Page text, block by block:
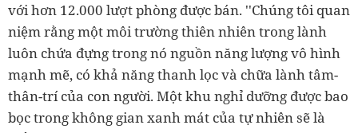
với hơn 12.000 lượt phòng được bán. ''Chúng tôi quan
niệm rằng một môi trường thiên nhiên trong lành
luôn chứa đựng trong nó nguồn năng lượng vô hình
mạnh mẽ, có khả năng thanh lọc và chữa lành tâm-
thân-trí của con người. Một khu nghỉ dưỡng được bao
bọc trong không gian xanh mát của tự nhiên sẽ là